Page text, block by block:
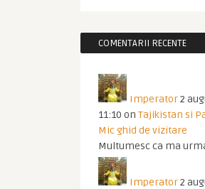
COMENTARII RECENTE
Imperator2
11:10 on Tajikistan si
Mic ghid de vizitare
Multumesc ca ma
Imperator2